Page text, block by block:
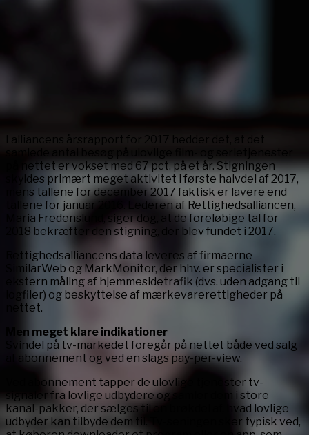
I alliancens årsrapport for 2017 hedder det, at det
på nettet er vokset med 67 pct. på et år. Stigningen
skyldes primært meget aktivitet i første halvdel af 2017,
mens tallene for december 2017 faktisk er lavere end
tallene for januar 2016. Lederen af Rettighedsalliancen,
Maria Fredenslund, siger dog, at de foreløbige tal for
2018 bekræfter den stigning, der blev fundet i 2017.
Rettighedsalliancens data leveres af firmaerne
SimilarWeb og MarkMonitor, der hhv. er specialister i
ekstern måling af hjemmesidetrafik (dvs. uden adgang til
logfiler) og beskyttelse af mærkevarerettigheder på
nettet.
Men meget klare indikationer
Svindel på tv-markedet foregår på nettet både ved salg
af abonnement og ved en slags pay-per-view.
Ved abonnement tapper de ulovlige tjenester tv-
signaler fra lovlige udbydere og samler dem i store
kanal-pakker, der sælges til en brøkdel af, hvad lovlige
udbyder kan tilbyde dem til. Tv-seningen sker typisk ved,